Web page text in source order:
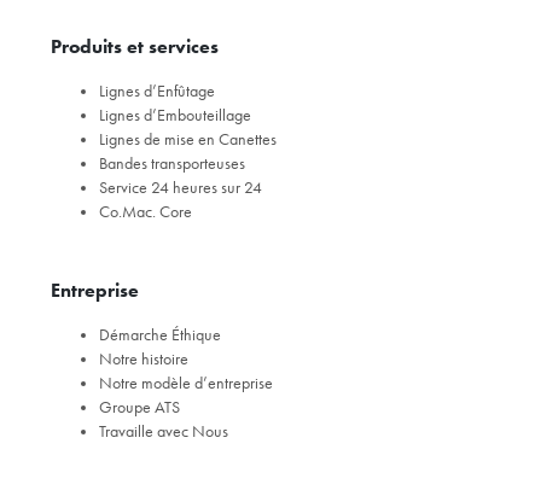
Produits et services
Lignes d’Enfûtage
Lignes d’Embouteillage
Lignes de mise en Canettes
Bandes transporteuses
Service 24 heures sur 24
Co.Mac. Core
Entreprise
Démarche Éthique
Notre histoire
Notre modèle d’entreprise
Groupe ATS
Travaille avec Nous